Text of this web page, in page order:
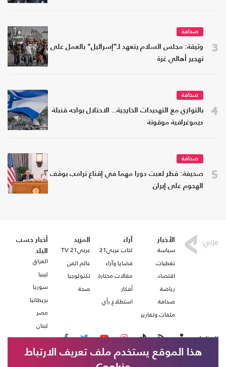
3
صحافة
وثيقة: مجلس السلام يتعهد لـ"إسرائيل" بالعمل على
تهجير أهالي غزة
4
صحافة
بالتوازي مع التهديدات الخارجية.. الاحتلال يواجه قنبلة
ديموغرافية موقوتة
5
صحافة
صحيفة: قطر لعبت دورا مهما في إقناع ترامب بوقف
الهجوم على إيران
الأخبار
سياسة
تغطيات
اقتصاد
رياضة
صحافة
ملفات وتقارير
آراء
كتاب عربي21
قضايا وآراء
مقالات مختارة
أفكار
استطلاع رأي
المزيد
عربي21 TV
عالم الفن
تكنولوجيا
صحة
أخبار حسب
البلد
العراق
ليبيا
سوريا
بريطانيا
مصر
لبنان
تابعنا على
هذا الموقع يستخدم ملف تعريف الارتباط